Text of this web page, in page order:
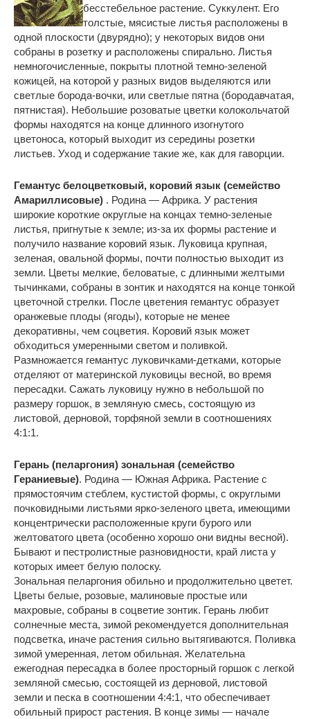
бесстебельное растение. Суккулент. Его
толстые, мясистые листья расположены в
одной плоскости (двурядно); у некоторых видов они
собраны в розетку и расположены спирально. Листья
немногочисленные, покрыты плотной темно-зеленой
кожицей, на которой у разных видов выделяются или
светлые борода-вочки, или светлые пятна (бородавчатая,
пятнистая). Небольшие розоватые цветки колокольчатой
формы находятся на конце длинного изогнутого
цветоноса, который выходит из середины розетки
листьев. Уход и содержание такие же, как для гаворции.
Гемантус белоцветковый, коровий язык (семейство
Амариллисовые) . Родина — Африка. У растения
широкие короткие округлые на концах темно-зеленые
листья, пригнутые к земле; из-за их формы растение и
получило название коровий язык. Луковица крупная,
зеленая, овальной формы, почти полностью выходит из
земли. Цветы мелкие, беловатые, с длинными желтыми
тычинками, собраны в зонтик и находятся на конце тонкой
цветочной стрелки. После цветения гемантус образует
оранжевые плоды (ягоды), которые не менее
декоративны, чем соцветия. Коровий язык может
обходиться умеренными светом и поливкой.
Размножается гемантус луковичками-детками, которые
отделяют от материнской луковицы весной, во время
пересадки. Сажать луковицу нужно в небольшой по
размеру горшок, в земляную смесь, состоящую из
листовой, дерновой, торфяной земли в соотношениях
4:1:1.
Герань (пеларгония) зональная (семейство
Гераниевые). Родина — Южная Африка. Растение с
прямостоячим стеблем, кустистой формы, с округлыми
почковидными листьями ярко-зеленого цвета, имеющими
концентрически расположенные круги бурого или
желтоватого цвета (особенно хорошо они видны весной).
Бывают и пестролистные разновидности, край листа у
которых имеет белую полоску.
Зональная пеларгония обильно и продолжительно цветет.
Цветы белые, розовые, малиновые простые или
махровые, собраны в соцветие зонтик. Герань любит
солнечные места, зимой рекомендуется дополнительная
подсветка, иначе растения сильно вытягиваются. Поливка
зимой умеренная, летом обильная. Желательна
ежегодная пересадка в более просторный горшок с легкой
земляной смесью, состоящей из дерновой, листовой
земли и песка в соотношении 4:4:1, что обеспечивает
обильный прирост растения. В конце зимы — начале